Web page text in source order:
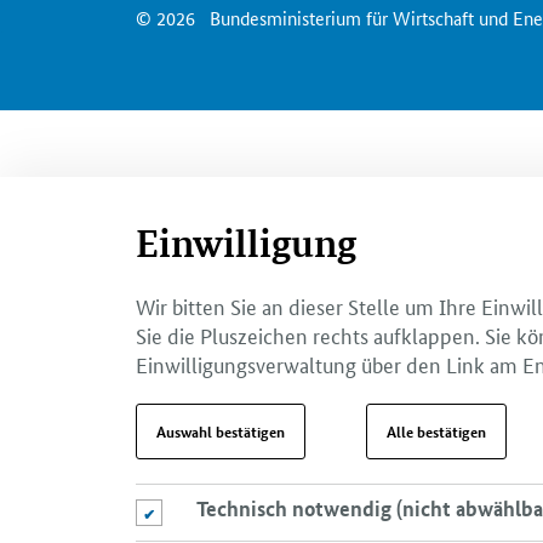
© 2026 Bundesministerium für Wirtschaft und
Einwilligung
Wir bitten Sie an dieser Stelle um Ihre
Sie die Pluszeichen rechts aufklappen. Sie
Einwilligungsverwaltung über den Link am
Auswahl bestätigen Alle bestätigen
Technisch notwendig (nicht abwählbar)
Technisch notwendig (nicht